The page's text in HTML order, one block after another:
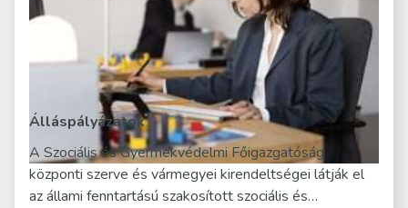
Álláspályázatok
A Szociális és Gyermekvédelmi Főigazgatóság
központi szerve és vármegyei kirendeltségei látják el
az állami fenntartású szakosított szociális és…